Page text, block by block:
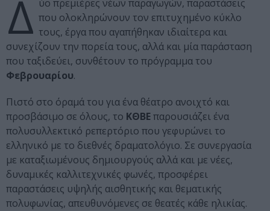
Δ ύο πρεμιέρες νέων παραγωγών, παραστάσεις
που ολοκληρώνουν τον επιτυχημένο κύκλο
τους, έργα που αγαπήθηκαν ιδιαίτερα και
συνεχίζουν την πορεία τους, αλλά και μία παράσταση
που ταξιδεύει, συνθέτουν το πρόγραμμα του
Φεβρουαρίου.
Πιστό στο όραμά του για ένα θέατρο ανοιχτό και
προσβάσιμο σε όλους, το ΚΘΒΕπαρουσιάζει ένα
πολυσυλλεκτικό ρεπερτόριο που γεφυρώνει το
ελληνικό με το διεθνές δραματολόγιο. Σε συνεργασία
με καταξιωμένους δημιουργούς αλλά και με νέες,
δυναμικές καλλιτεχνικές φωνές, προσφέρει
παραστάσεις υψηλής αισθητικής και θεματικής
πολυφωνίας, απευθυνόμενες σε θεατές κάθε ηλικίας.